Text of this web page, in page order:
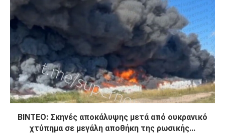
ΒΙΝΤΕΟ: Σκηνές αποκάλυψης μετά από ουκρανικό
χτύπημα σε μεγάλη αποθήκη της ρωσικής...